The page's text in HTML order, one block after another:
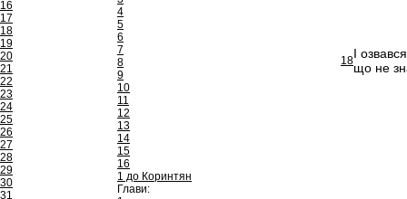
16
17
18
19
20
21
22
23
24
25
26
27
28
29
30
31
4
5
6
7
8
9
10
11
12
13
14
15
16
1 до Коринтян
Глави:
18І
що не